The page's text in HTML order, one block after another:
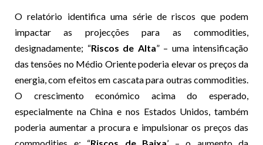
O relatório identifica uma série de riscos que podem
impactar as projecções para as commodities,
designadamente; “Riscos de Alta” – uma intensificação
das tensões no Médio Oriente poderia elevar os preços da
energia, com efeitos em cascata para outras commodities.
O crescimento económico acima do esperado,
especialmente na China e nos Estados Unidos, também
poderia aumentar a procura e impulsionar os preços das